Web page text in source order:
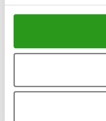
Katso
YA-
tuotteet ajoissa,